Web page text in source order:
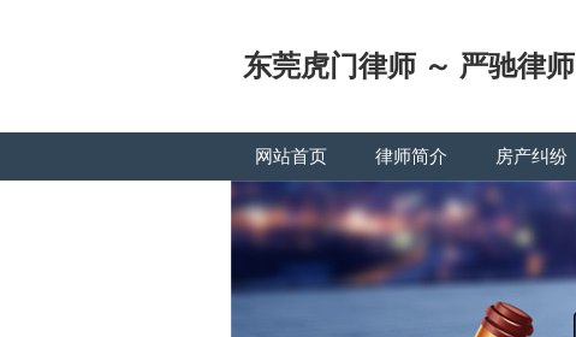
东莞虎门律师 ～ 严驰律师
网站首页 律师简介 房产纠纷